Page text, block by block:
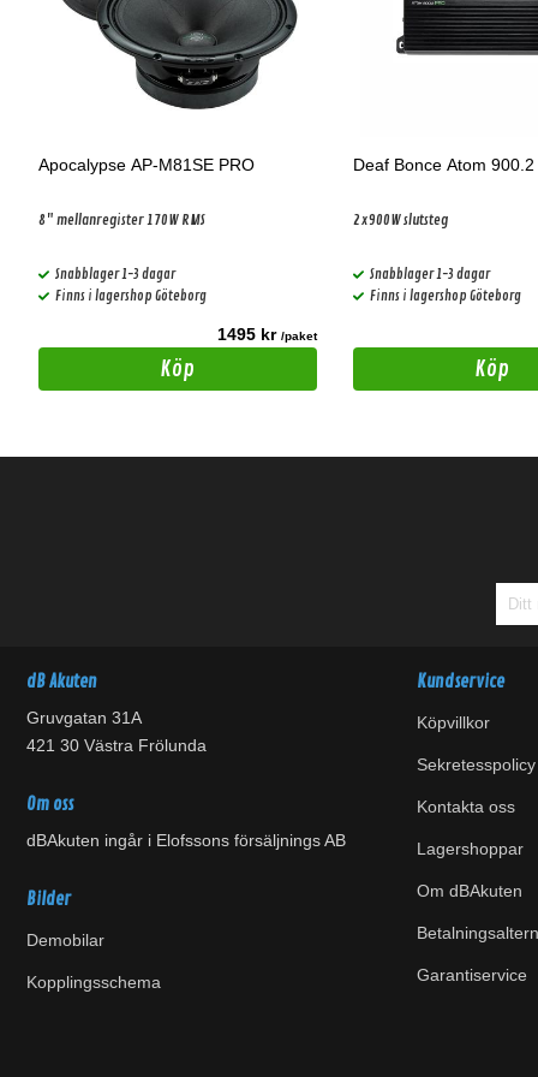
Apocalypse AP-M81SE PRO
8" mellanregister 170W RMS
Snabblager 1-3 dagar
Finns i lagershop Göteborg
1495 kr /paket
Köp
Deaf Bonce Atom 900.2
2x900W slutsteg
Snabblager 1-3 dagar
Finns i lagershop Göteborg
Köp
dB Akuten
Gruvgatan 31A
421 30 Västra Frölunda
Om oss
dBAkuten ingår i Elofssons försäljnings AB
Bilder
Demobilar
Kopplingsschema
Kundservice
Köpvillkor
Sekretesspolicy
Kontakta oss
Lagershoppar
Om dBAkuten
Garantiservice